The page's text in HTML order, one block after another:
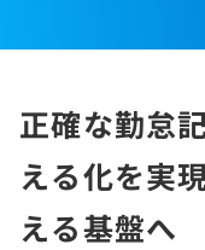
正確な勤怠
える化を実
える基盤へ